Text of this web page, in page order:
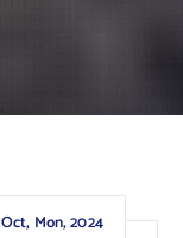
Oct, Mon, 2024